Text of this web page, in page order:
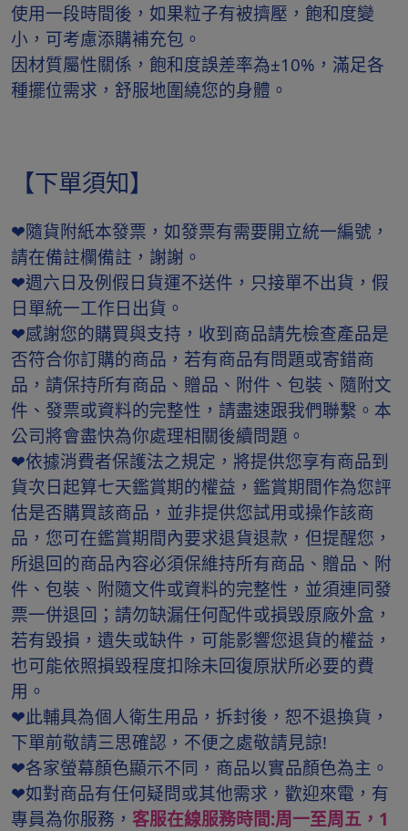
使用一段時間後，如果粒子有被擠壓，飽和度變
小，可考慮添購補充包。
因材質屬性關係，飽和度誤差率為±10%，滿足各
種擺位需求，舒服地圍繞您的身體。
【下單須知】
❤隨貨附紙本發票，如發票有需要開立統一編號，
請在備註欄備註，謝謝。
❤週六日及例假日貨運不送件，只接單不出貨，假
日單統一工作日出貨。
❤感謝您的購買與支持，收到商品請先檢查產品是
否符合你訂購的商品，若有商品有問題或寄錯商
品，請保持所有商品、贈品、附件、包裝、隨附文
件、發票或資料的完整性，請盡速跟我們聯繫。本
公司將會盡快為你處理相關後續問題。
❤依據消費者保護法之規定，將提供您享有商品到
貨次日起算七天鑑賞期的權益，鑑賞期間作為您評
估是否購買該商品，並非提供您試用或操作該商
品，您可在鑑賞期間內要求退貨退款，但提醒您，
所退回的商品內容必須保維持所有商品、贈品、附
件、包裝、附隨文件或資料的完整性，並須連同發
票一併退回；請勿缺漏任何配件或損毁原廠外盒，
若有毀損，遺失或缺件，可能影響您退貨的權益，
也可能依照損毀程度扣除未回復原狀所必要的費
用。
❤此輔具為個人衛生用品，拆封後，恕不退換貨，
下單前敬請三思確認，不便之處敬請見諒!
❤各家螢幕顏色顯示不同，商品以實品顏色為主。
❤如對商品有任何疑問或其他需求，歡迎來電，有
專員為你服務， 客服在線服務時間:周一至周五，1